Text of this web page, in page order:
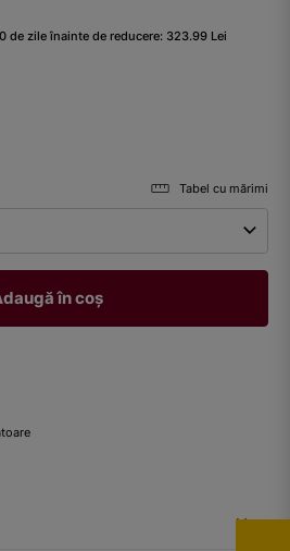
de zile înainte de reducere: 323.99 Lei
Tabel cu mărimi
în coș